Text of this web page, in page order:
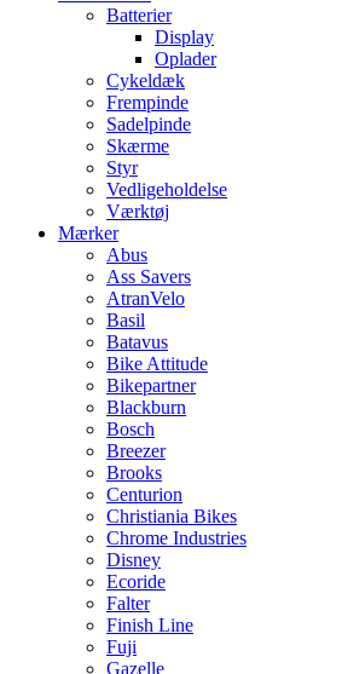
Batterier
Display
Oplader
Cykeldæk
Frempinde
Sadelpinde
Skærme
Styr
Vedligeholdelse
Værktøj
Mærker
Abus
Ass Savers
AtranVelo
Basil
Batavus
Bike Attitude
Bikepartner
Blackburn
Bosch
Breezer
Brooks
Centurion
Christiania Bikes
Chrome Industries
Disney
Ecoride
Falter
Finish Line
Fuji
Gazelle